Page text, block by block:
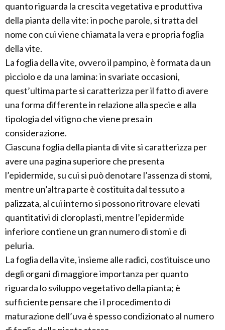
quanto riguarda la crescita vegetativa e produttiva
della pianta della vite: in poche parole, si tratta del
nome con cui viene chiamata la vera e propria foglia
della vite.
La foglia della vite, ovvero il pampino, è formata da un
picciolo e da una lamina: in svariate occasioni,
quest’ultima parte si caratterizza per il fatto di avere
una forma differente in relazione alla specie e alla
tipologia del vitigno che viene presa in
considerazione.
Ciascuna foglia della pianta di vite si caratterizza per
avere una pagina superiore che presenta
l’epidermide, su cui si può denotare l’assenza di stomi,
mentre un’altra parte è costituita dal tessuto a
palizzata, al cui interno si possono ritrovare elevati
quantitativi di cloroplasti, mentre l’epidermide
inferiore contiene un gran numero di stomi e di
peluria.
La foglia della vite, insieme alle radici, costituisce uno
degli organi di maggiore importanza per quanto
riguarda lo sviluppo vegetativo della pianta; è
sufficiente pensare che i l procedimento di
maturazione dell’uva è spesso condizionato al numero